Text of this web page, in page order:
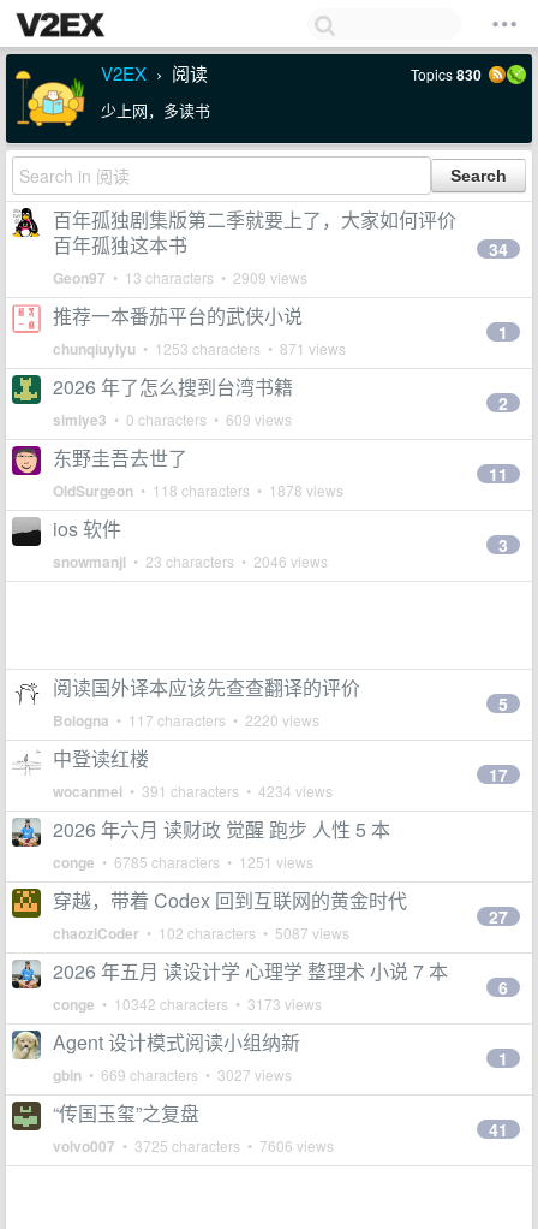
V2EX › 阅读 Topics830
少上网，多读书
百年孤独剧集版第二季就要上了，大家如何评价
百年孤独这本书
Geon97 • 13 characters • 2909 views
34
推荐一本番茄平台的武侠小说
chunqiuyiyu • 1253 characters • 871 views
1
2026 年了怎么搜到台湾书籍
simiye3 • 0 characters • 609 views
2
东野圭吾去世了
OldSurgeon • 118 characters • 1878 views
11
ios 软件
snowmanjl • 23 characters • 2046 views
3
阅读国外译本应该先查查翻译的评价
Bologna • 117 characters • 2220 views
5
中登读红楼
wocanmei • 391 characters • 4234 views
17
2026 年六月 读财政 觉醒 跑步 人性 5 本
conge • 6785 characters • 1251 views
穿越，带着 Codex 回到互联网的黄金时代
chaoziCoder • 102 characters • 5087 views
27
2026 年五月 读设计学 心理学 整理术 小说 7 本
conge • 10342 characters • 3173 views
6
Agent 设计模式阅读小组纳新
gbin • 669 characters • 3027 views
1
“传国玉玺”之复盘
volvo007 • 3725 characters • 7606 views
41